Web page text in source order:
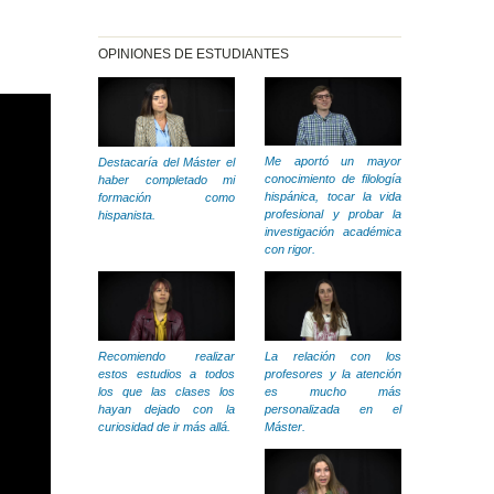
OPINIONES DE ESTUDIANTES
Me aportó un mayor
conocimiento de filología
hispánica, tocar la vida
profesional y probar la
investigación académica
con rigor.
Destacaría del Máster el
haber completado mi
formación como
hispanista.
Recomiendo realizar
estos estudios a todos
los que las clases los
hayan dejado con la
curiosidad de ir más allá.
La relación con los
profesores y la atención
es mucho más
personalizada en el
Máster.